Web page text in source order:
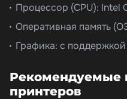
Процессор (CPU): Intel
Оперативная память
Графика: с поддержкой
Рекомендуемые
принтеров